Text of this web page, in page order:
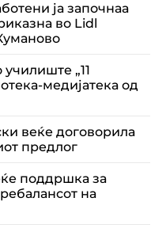
ја започнаа
во Lidl
„11
медијатека од
веќе договорила
предлог
поддршка за
на